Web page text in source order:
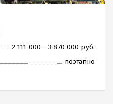
2 111 000 - 3 870 000 руб.
поэтапно